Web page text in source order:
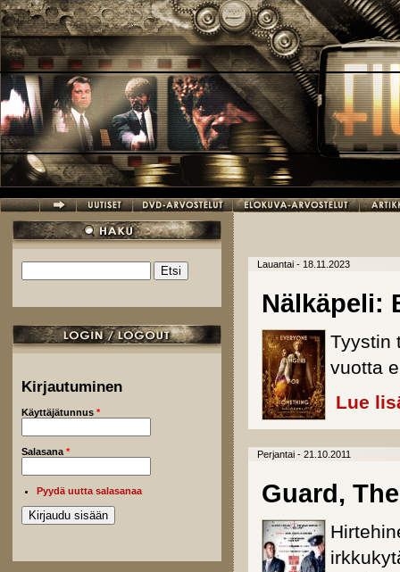
Hyppää pääsisältöön
Hakulomake
Kirjautuminen
Käyttäjätunnus *
Salasana *
Pyydä uutta salasanaa
Lauantai - 18.11.2023
Nälkäpeli:
Tyystin
vuotta
Lue
Perjantai - 21.10.2011
Guard, The